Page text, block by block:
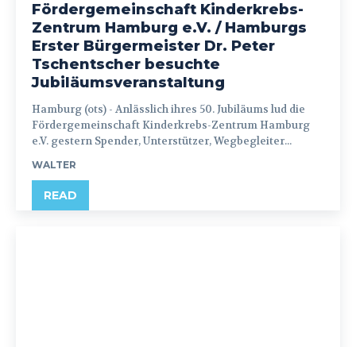
Fördergemeinschaft Kinderkrebs-
Zentrum Hamburg e.V. / Hamburgs
Erster Bürgermeister Dr. Peter
Tschentscher besuchte
Jubiläumsveranstaltung
Hamburg (ots) - Anlässlich ihres 50. Jubiläums lud die
Fördergemeinschaft Kinderkrebs-Zentrum Hamburg
e.V. gestern Spender, Unterstützer, Wegbegleiter...
WALTER
READ